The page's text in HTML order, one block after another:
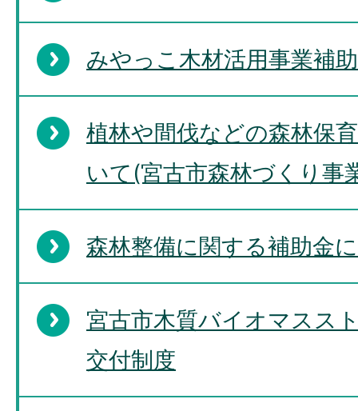
みやっこ木材活用事業補
植林や間伐などの森林保
いて(宮古市森林づくり事
森林整備に関する補助金
宮古市木質バイオマスス
交付制度